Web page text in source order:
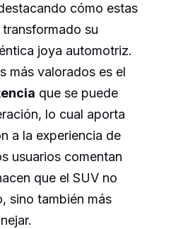
cómo estas
su
joya automotriz.
más valorados es el
que se puede
lo cual aporta
a la experiencia de
usuarios comentan
que el SUV no
sino también más